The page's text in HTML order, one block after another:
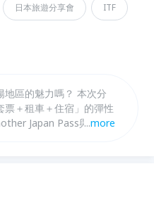
日本旅遊分享會 ITF
地區的魅力嗎？ 本次分
票＋租車＋住宿」的彈性
Japan Pass與
...more